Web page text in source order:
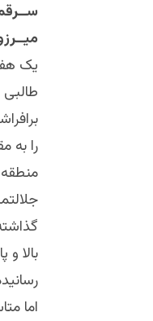
یک
را به
بالا
اما